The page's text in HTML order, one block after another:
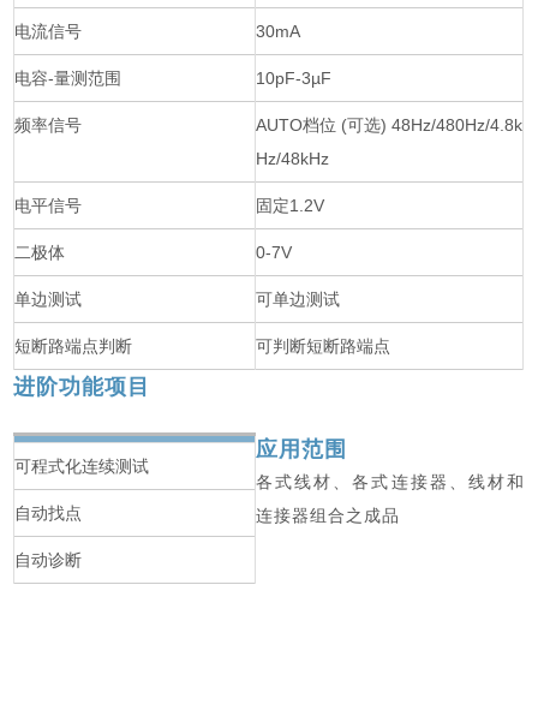
电流信号 30mA
电容-量测范围 10pF-3µF
频率信号
AUTO档位 (可选) 48Hz/480Hz/4.8k
Hz/48kHz
电平信号 固定1.2V
二极体 0-7V
单边测试 可单边测试
短断路端点判断 可判断短断路端点
进阶功能项目
可程式化连续测试
自动找点
自动诊断
应用范围
各式线材、各式连接器、线材和
连接器组合之成品